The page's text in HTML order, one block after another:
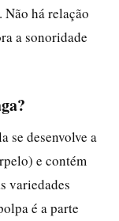
há relação
a sonoridade
se desenvolve a
e contém
variedades
é a parte